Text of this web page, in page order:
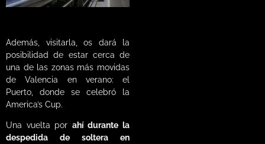
Además, visitarla, os dará la
posibilidad de estar cerca de
una de las zonas más movidas
de Valencia en verano: el
Puerto, donde se celebró la
America’s Cup.
Una vuelta por ahí durante la
despedida de soltera en